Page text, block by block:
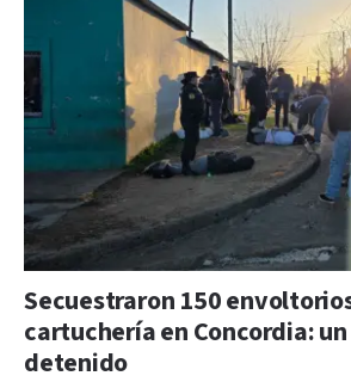
Secuestraron 150
cartuchería en Concordia:
detenido